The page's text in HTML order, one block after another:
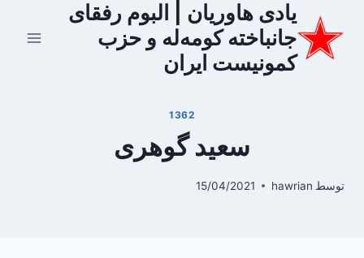
محتوا
یادی هاوریان | البوم رفقای
جانباخته کومه‌له و حزب
کمونیست ایران
1362
سعید گوهری
توسط hawrian
15/04/2021